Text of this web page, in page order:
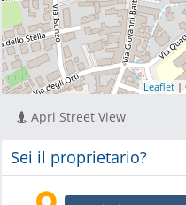
Leaflet |
Apri Street View
Sei il proprietario?